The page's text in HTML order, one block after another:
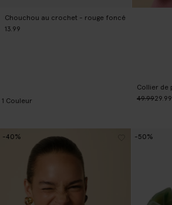
Chouchou au crochet - rouge foncé
13.99
1 Couleur
49.9929.99
-40% -50%